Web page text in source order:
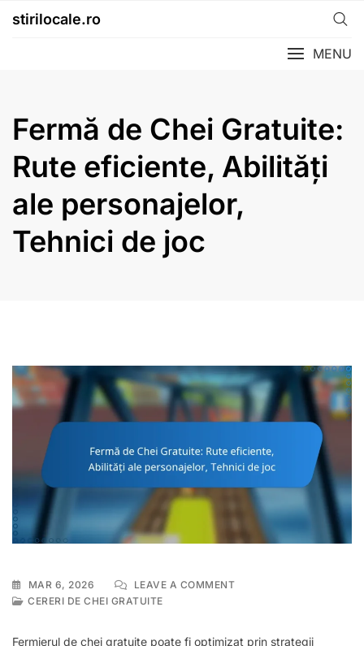
stirilocale.ro
MENU
Fermă de Chei Gratuite:
Rute eficiente, Abilități
ale personajelor,
Tehnici de joc
MAR 6, 2026 LEAVE A COMMENTON
CERERI DE CHEI GRATUITE
Fermierul de chei gratuite poate fi optimizat prin strategii